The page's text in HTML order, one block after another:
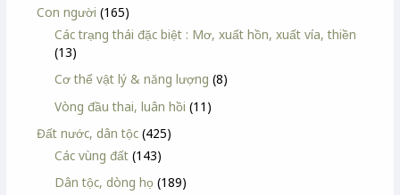
Con người (165)
Các trạng thái đặc biệt : Mơ, xuất hồn, xuất vía, thiền
(13)
Cơ thể vật lý & năng lượng (8)
Vòng đầu thai, luân hồi (11)
Đất nước, dân tộc (425)
Các vùng đất (143)
Dân tộc, dòng họ (189)